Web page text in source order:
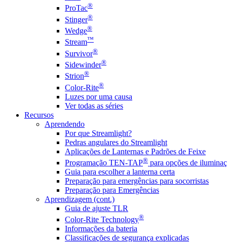
ProTac®
Stinger®
Wedge®
Stream™
Survivor®
Sidewinder®
Strion®
Color-Rite®
Luzes por uma causa
Ver todas as séries
Recursos
Aprendendo
Por que Streamlight?
Pedras angulares do Streamlight
Aplicações de Lanternas e Padrões de Feixe
Programação TEN-TAP® para opções de
Guia para escolher a lanterna certa
Preparação para emergências para socorristas
Preparação para Emergências
Aprendizagem (cont.)
Guia de ajuste TLR
Color-Rite Technology®
Informações da bateria
Classificações de segurança explicadas